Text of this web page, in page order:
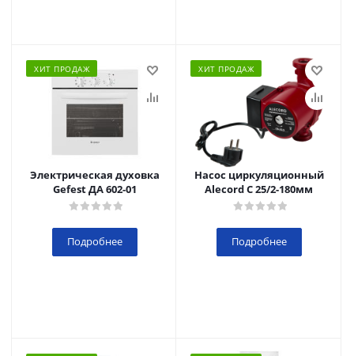
ХИТ ПРОДАЖ
Электрическая духовка
Gefest ДА 602-01
Подробнее
ХИТ ПРОДАЖ
Насос циркуляционный
Alecord C 25/2-180мм
Подробнее